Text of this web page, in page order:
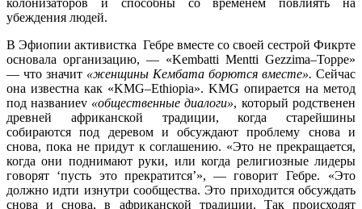
убеждения людей.
В Эфиопии активистка Гебре вместе со своей сестрой Фикрте
основала организацию, — «Kembatti Mentti Gezzima–Toppe»
— что значит «женщины Кембата борются вместе». Сейчас
она известна как «KMG–Ethiopia». KMG опирается на метод
под названиеv «общественные диалоги», который родственен
древней африканской традиции, когда старейшины
собираются под деревом и обсуждают проблему снова и
снова, пока не придут к соглашению. «Это не прекращается,
когда они поднимают руки, или когда религиозные лидеры
говорят ‘пусть это прекратится’», — говорит Гебре. «Это
должно идти изнутри сообщества. Это приходится обсуждать
снова и снова, в африканской традиции. Так происходят